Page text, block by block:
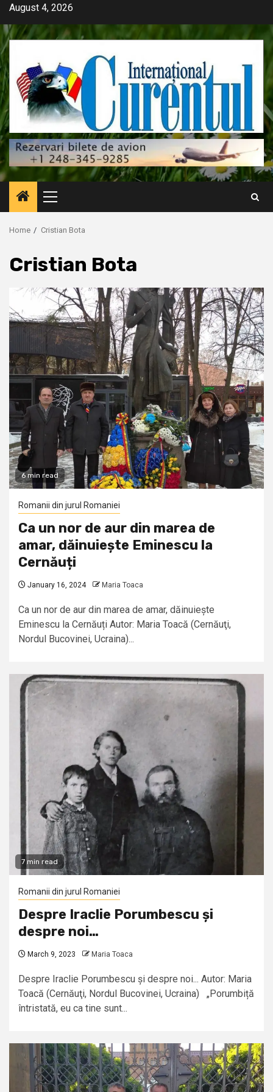
Skip
content
August 4, 2026
Primary
Menu
Home Cristian Bota
Cristian Bota
6 min read
Romanii din jurul Romaniei
Ca un nor de aur din marea de
amar, dăinuiește Eminescu la
Cernăuți
January 16, 2024 Maria Toaca
Ca un nor de aur din marea de amar, dăinuiește
Eminescu la Cernăuți Autor: Maria Toacă (Cernăuţi,
Nordul Bucovinei, Ucraina)...
7 min read
Romanii din jurul Romaniei
Despre Iraclie Porumbescu și
despre noi…
March 9, 2023 Maria Toaca
Despre Iraclie Porumbescu și despre noi... Autor: Maria
Toacă (Cernăuţi, Nordul Bucovinei, Ucraina) „Porumbiță
întristată, eu ca tine sunt...